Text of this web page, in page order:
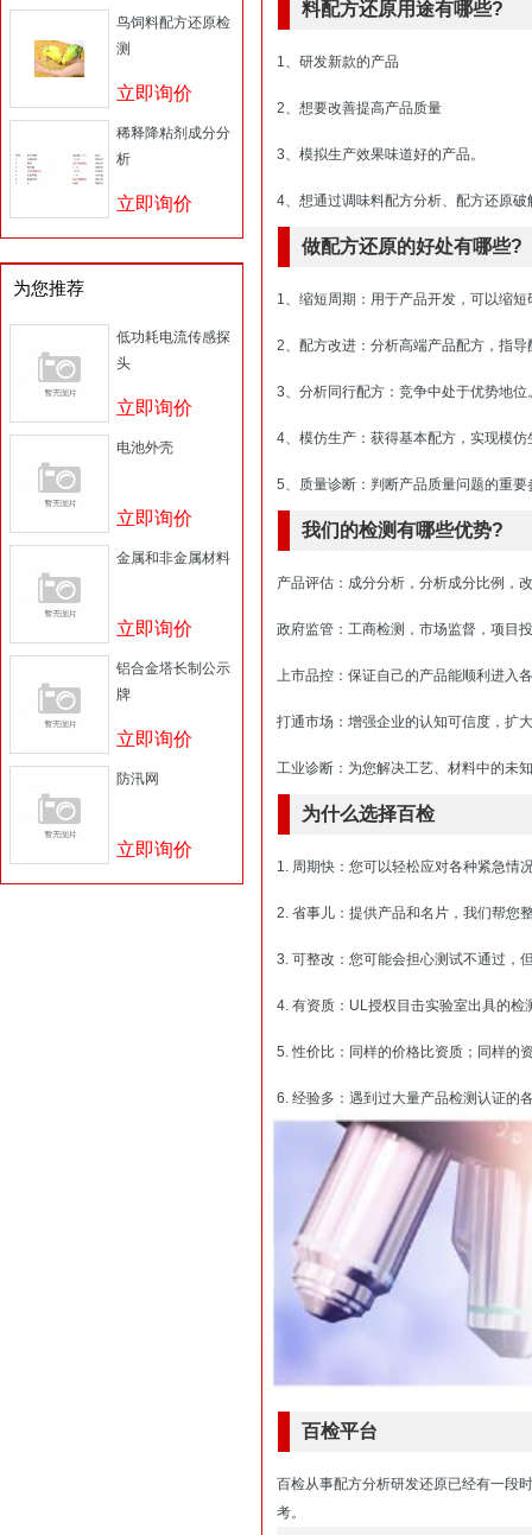
鸟饲料配方还原检
测
立即询价
稀释降粘剂成分分
析
立即询价
为您推荐
低功耗电流传感探
头
立即询价
电池外壳
立即询价
金属和非金属材料
立即询价
铝合金塔长制公示
牌
立即询价
防汛网
立即询价
料配方还原用途有哪些?
1、研发新款的产品
2、想要改善提高产品质量
3、模拟生产效果味道好的产品。
4、想通过调味料配方分析、配方还原
做配方还原的好处有哪些?
1、缩短周期：用于产品开发，可以缩
2、配方改进：分析高端产品配方，指
3、分析同行配方：竞争中处于优势地位
4、模仿生产：获得基本配方，实现模仿
5、质量诊断：判断产品质量问题的重要
我们的检测有哪些优势?
产品评估：成分分析，分析成分比例，
政府监管：工商检测，市场监督，项目
上市品控：保证自己的产品能顺利进入
打通市场：增强企业的认知可信度，扩
工业诊断：为您解决工艺、材料中的未
为什么选择百检
1. 周期快：您可以轻松应对各种紧急情
2. 省事儿：提供产品和名片，我们帮您
3. 可整改：您可能会担心测试不通过，
4. 有资质：UL授权目击实验室出具的检
5. 性价比：同样的价格比资质；同样的
6. 经验多：遇到过大量产品检测认证的
百检平台
百检从事配方分析研发还原已经有一段
考。